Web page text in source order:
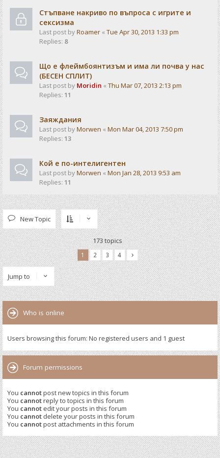
Стъпване накриво по въпроса с игрите и
сексизма
Last post byRoamer « Tue Apr 30, 2013 1:33 pm
Replies: 8
Що е флеймбоянтизъм и има ли почва у нас
(БЕСЕН СПЛИТ)
Last post by Moridin « Thu Mar 07, 2013 2:13 pm
Replies: 11
Заяждания
Last post byMorwen « Mon Mar 04, 2013 7:50 pm
Replies: 13
Кой е по-интелигентен
Last post byMorwen « Mon Jan 28, 2013 9:53 am
Replies: 11
New Topic
173 topics
1 2 3 4
Jump to
Who is online
Users browsing this forum: No registered users and 1 guest
Forum permissions
You cannotpost new topics in this forum
You cannotreply to topics in this forum
You cannot edit your posts in this forum
You cannot delete your posts in this forum
You cannotpost attachments in this forum